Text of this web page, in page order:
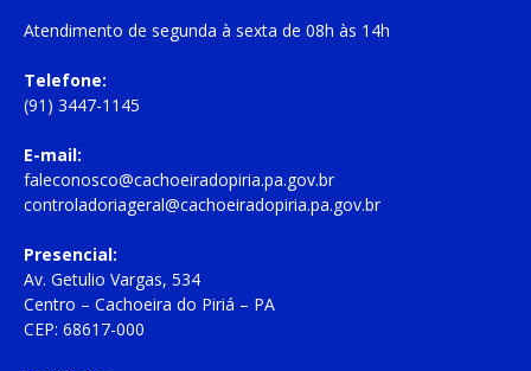
Atendimento de segunda à sexta de 08h às 14h
Telefone:
(91) 3447-1145
E-mail:
faleconosco@cachoeiradopiria.pa.gov.br
controladoriageral@cachoeiradopiria.pa.gov.br
Presencial:
Av. Getulio Vargas, 534
Centro – Cachoeira do Piriá – PA
CEP: 68617-000